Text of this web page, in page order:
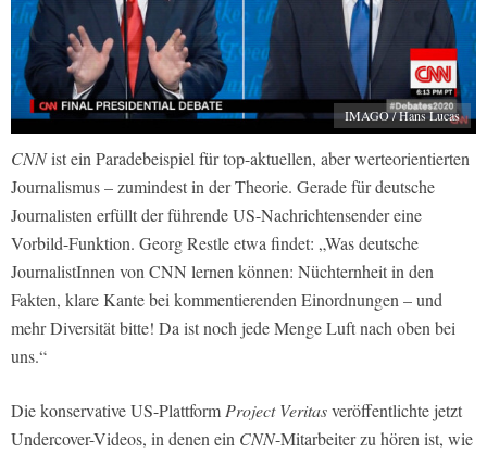
IMAGO / Hans Lucas
CNNist ein Paradebeispiel für top-aktuellen, aber werteorientierten
Journalismus – zumindest in der Theorie. Gerade für deutsche
Journalisten erfüllt der führende US-Nachrichtensender eine
Vorbild-Funktion. Georg Restle etwa findet: „Was deutsche
JournalistInnen von CNN lernen können: Nüchternheit in den
Fakten, klare Kante bei kommentierenden Einordnungen – und
mehr Diversität bitte! Da ist noch jede Menge Luft nach oben bei
uns.“
Die konservative US-Plattform Project Veritasveröffentlichte jetzt
Undercover-Videos, in denen ein CNN-Mitarbeiter zu hören ist, wie